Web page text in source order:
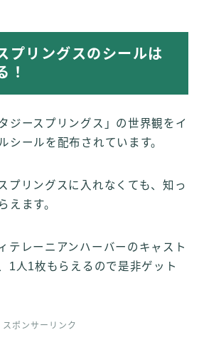
プリングスのシールは
！
ジースプリングス」の世界観をイ
シールを配布されています。
プリングスに入れなくても、知っ
えます。
テレーニアンハーバーのキャスト
1人1枚もらえるので是非ゲット
スポンサーリンク